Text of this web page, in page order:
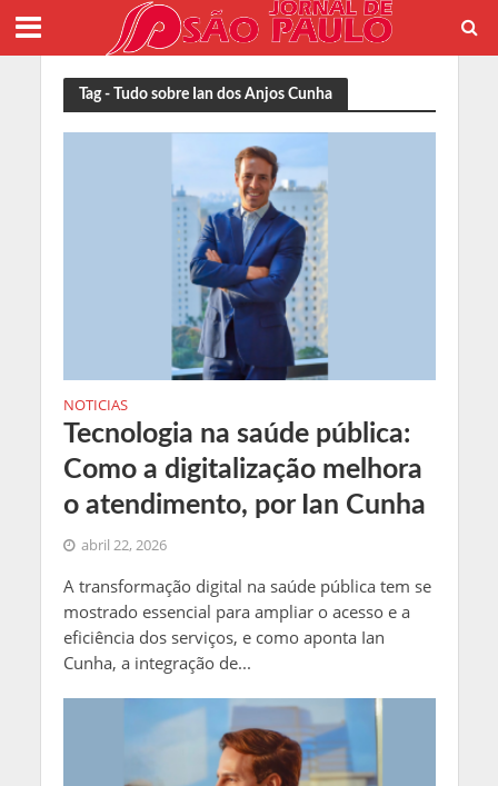
Tag - Tudo sobre Ian dos Anjos Cunha
NOTICIAS
Tecnologia na saúde pública:
Como a digitalização melhora
o atendimento, por Ian Cunha
abril 22, 2026
A transformação digital na saúde pública tem se
mostrado essencial para ampliar o acesso e a
eficiência dos serviços, e como aponta Ian
Cunha, a integração de...